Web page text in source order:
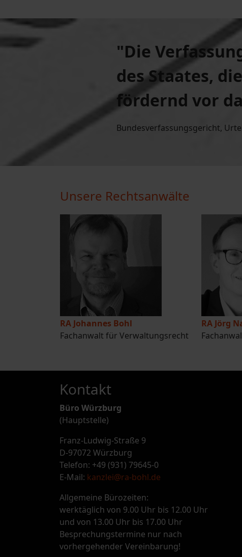
"Die
des Staates,
fördernd vor
Bundesverfassungsgericht,
Unsere Rechtsanwälte
RA Johannes Bohl
Fachanwalt für Verwaltungsrecht
RA Jörg
Kontakt
Büro Würzburg
(Hauptstelle)
Franz-Ludwig-Straße 9
D-97072 Würzburg
Telefon: +49 (931) 79645-0
E-Mail: kanzlei@ra-bohl.de
Allgemeine Bürozeiten:
werktäglich von 9.00 Uhr bis 12.00 Uhr
und von 13.00 Uhr bis 17.00 Uhr
Besprechungstermine nur nach
vorhergehender Vereinbarung!